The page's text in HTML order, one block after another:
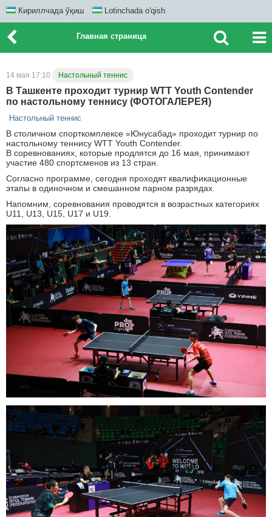
Кириллчада ўқиш Lotinchada o'qish
Главная страница
14 мая 17:10 Настольный теннис
В Ташкенте проходит турнир WTT Youth Contender
по настольному теннису (ФОТОГАЛЕРЕЯ)
Настольный теннис
В столичном спорткомплексе «Юнусабад» проходит турнир по
настольному теннису WTT Youth Contender.
В соревнованиях, которые продлятся до 16 мая, принимают
участие 480 спортсменов из 13 стран.
Согласно программе, сегодня проходят квалификационные
этапы в одиночном и смешанном парном разрядах.
Напомним, соревнования проводятся в возрастных категориях
U11, U13, U15, U17 и U19.